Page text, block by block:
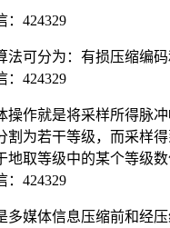
：424329
法可分为：有损压缩编
：424329
操作就是将采样所得脉
割为若干等级，而采样
地取等级中的某个等级数
：424329
多媒体信息压缩前和经